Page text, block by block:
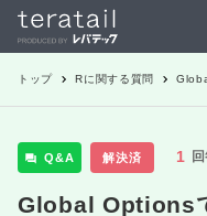
トップ Rに関する質問
Q&A 解決済 1
Global Options